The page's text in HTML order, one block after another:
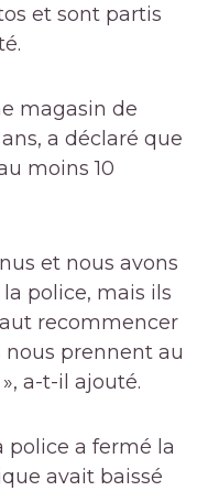
et sont partis
magasin de
a déclaré que
moins 10
et nous avons
police, mais ils
recommencer
nous prennent au
a-t-il ajouté.
police a fermé la
avait baissé